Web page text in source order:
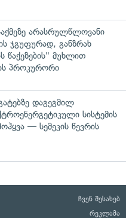
არასრულწლოვანი
ჯგუფურად, განზრახ
წაქეზების" მუხლით
პროკურორი
დაგეგმილ
სისტემის
— სემეკის წევრის
ჩვენ შესახებ
რეკლამა